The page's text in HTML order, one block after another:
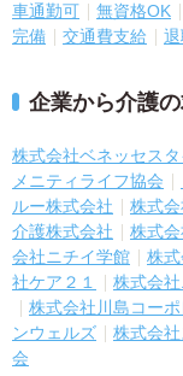
車通勤可 無資格OK
完備
交通費支給
企業から介護
株式会社ベネッセス
メニティライフ協会
ルー株式会社
株式
介護株式会社
株式
会社ニチイ学館
株
社ケア２１
株式会
株式会社川島コー
ンウェルズ
株式会
会